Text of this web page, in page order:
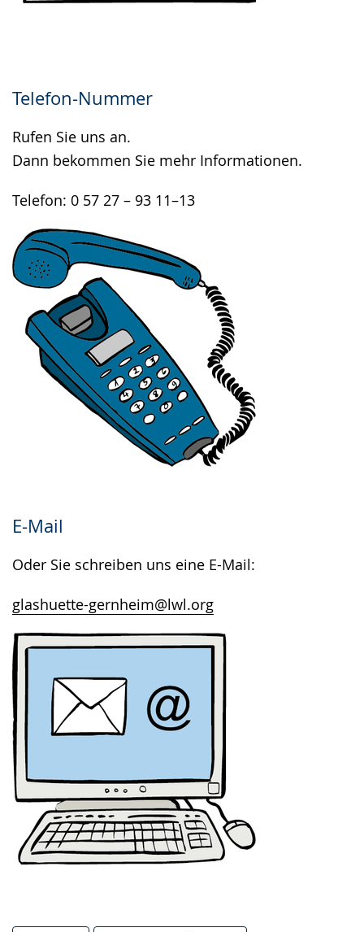
Telefon-Nummer
Rufen Sie uns an.
Dann bekommen Sie mehr Informationen.
Telefon: 0 57 27 – 93 11–13
E-Mail
Oder Sie schreiben uns eine E-Mail:
glashuette-gernheim@lwl.org